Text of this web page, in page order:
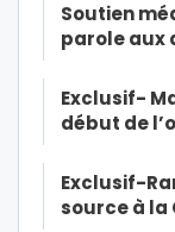
Soutien
parole aux
Exclusif-
début de
Exclusif-
source à la